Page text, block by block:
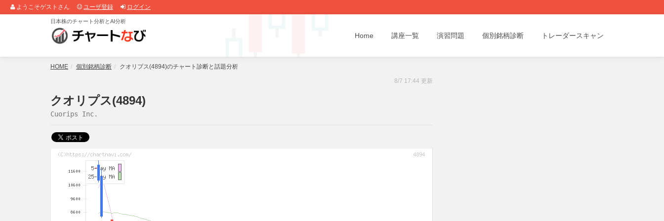
ようこそゲストさん ユーザ登録 ログイン
日本株のチャート分析とAI分析
Home 講座一覧 演習問題 個別銘柄診断 トレーダースキャン
HOME 個別銘柄診断 クオリプス(4894)のチャート診断と話題分析
8/7 17:44 更新
クオリプス(4894)
Cuorips Inc.